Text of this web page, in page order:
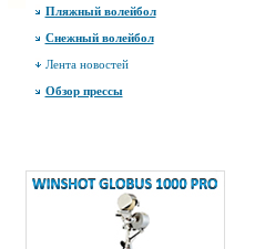
Пляжный волейбол
Снежный волейбол
Лента новостей
Обзор прессы